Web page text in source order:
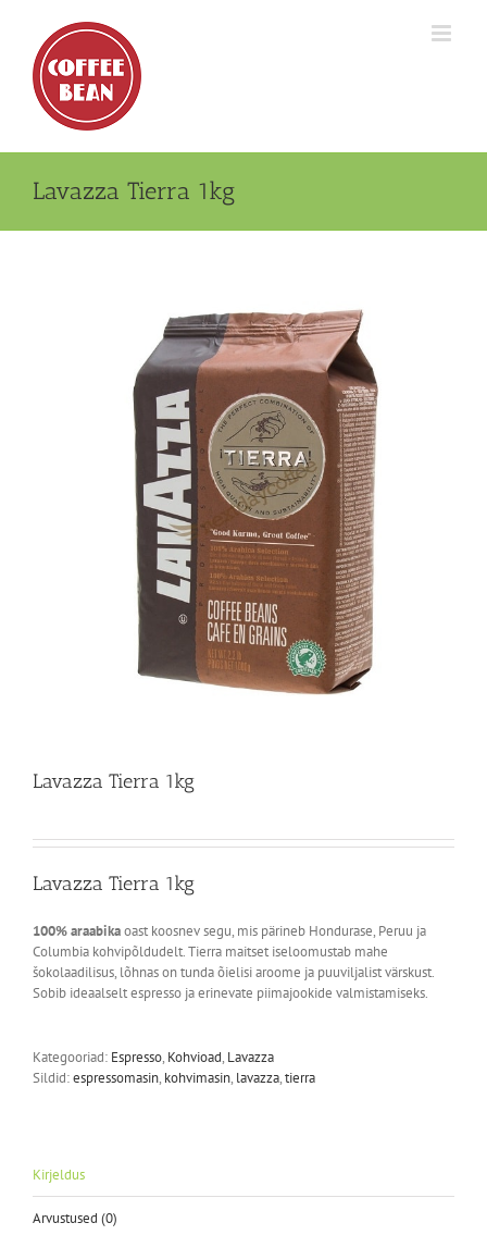
content
Lavazza Tierra 1kg
Lavazza Tierra 1kg
Lavazza Tierra 1kg
100% araabikaoast koosnev segu, mis pärineb Hondurase, Peruu ja
Columbia kohvipõldudelt. Tierra maitset iseloomustab mahe
šokolaadilisus, lõhnas on tunda õielisi aroome ja puuviljalist värskust.
Sobib ideaalselt espresso ja erinevate piimajookide valmistamiseks.
Kategooriad: Espresso, Kohvioad, Lavazza
Sildid:espressomasin, kohvimasin, lavazza,tierra
Kirjeldus
Arvustused (0)